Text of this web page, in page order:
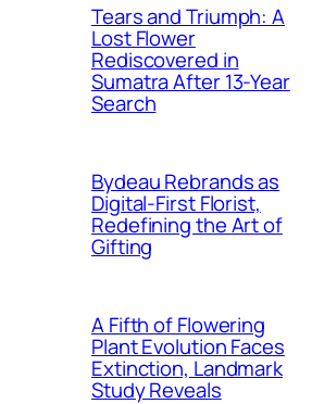
Tears and Triumph: A
Lost Flower
Rediscovered in
Sumatra After 13-Year
Search
Bydeau Rebrands as
Digital-First Florist,
Redefining the Art of
Gifting
A Fifth of Flowering
Plant Evolution Faces
Extinction, Landmark
Study Reveals